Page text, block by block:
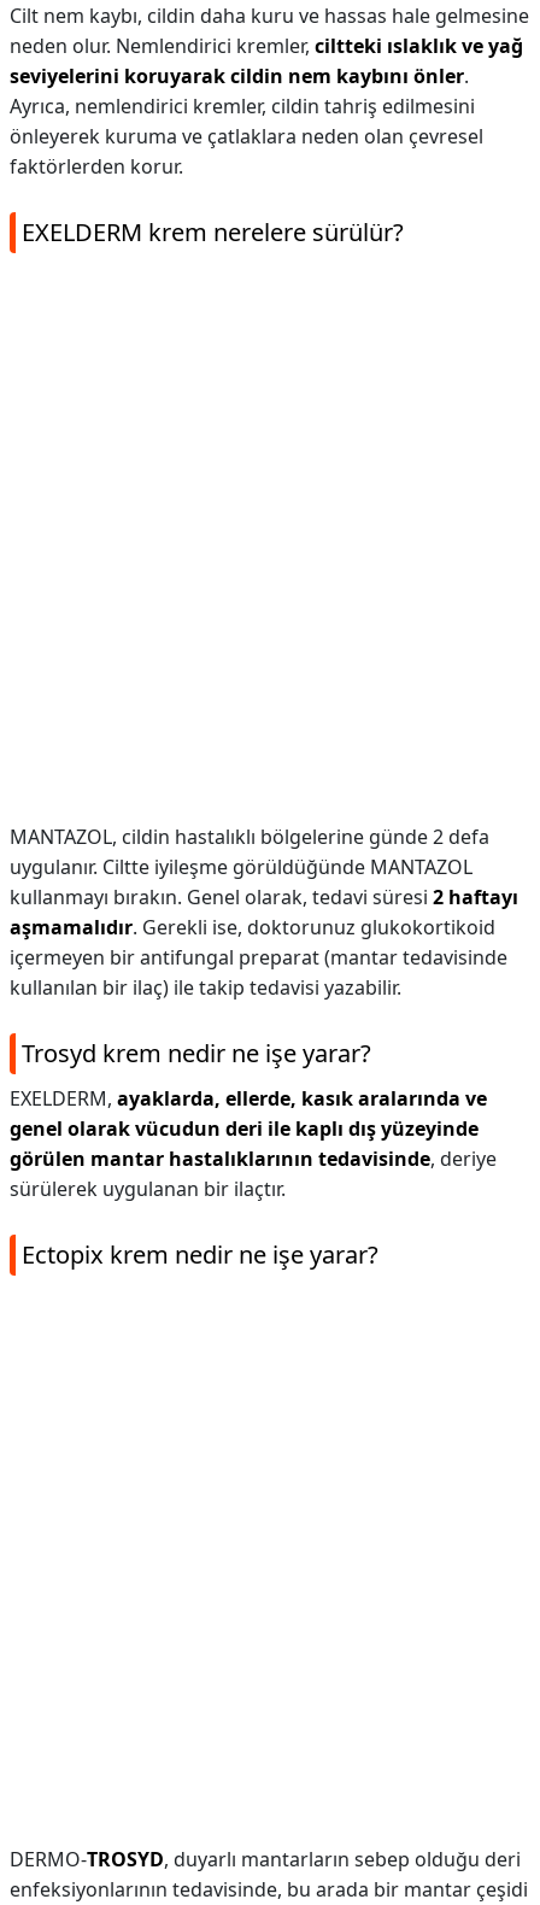
Cilt nem kaybı, cildin daha kuru ve hassas hale gelmesine
neden olur. Nemlendirici kremler, ciltteki ıslaklık ve yağ
seviyelerini koruyarak cildin nem kaybını önler.
Ayrıca, nemlendirici kremler, cildin tahriş edilmesini
önleyerek kuruma ve çatlaklara neden olan çevresel
faktörlerden korur.
EXELDERM krem nerelere sürülür?
MANTAZOL, cildin hastalıklı bölgelerine günde 2 defa
uygulanır. Ciltte iyileşme görüldüğünde MANTAZOL
kullanmayı bırakın. Genel olarak, tedavi süresi 2 haftayı
aşmamalıdır. Gerekli ise, doktorunuz glukokortikoid
içermeyen bir antifungal preparat (mantar tedavisinde
kullanılan bir ilaç) ile takip tedavisi yazabilir.
Trosyd krem nedir ne işe yarar?
EXELDERM, ayaklarda, ellerde, kasık aralarında ve
genel olarak vücudun deri ile kaplı dış yüzeyinde
görülen mantar hastalıklarının tedavisinde, deriye
sürülerek uygulanan bir ilaçtır.
Ectopix krem nedir ne işe yarar?
DERMO-TROSYD, duyarlı mantarların sebep olduğu deri
enfeksiyonlarının tedavisinde, bu arada bir mantar çeşidi